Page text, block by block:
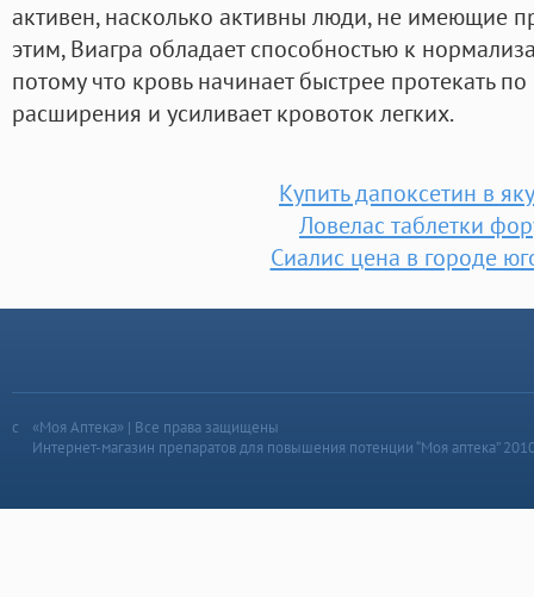
активен, насколько активны люди, не имеющие
этим, Виагра обладает способностью к
потому что кровь начинает быстрее протекать
расширения и усиливает кровоток легких.
Купить дапоксетин в
Ловелас таблетки
Сиалис цена в городе
«Моя Аптека» | Все права защищены
Интернет-магазин препаратов для повышения потенции “Моя аптека”